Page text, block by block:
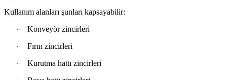
Kullanım alanları şunları kapsayabilir:
· Konveyör zincirleri
· Fırın zincirleri
· Kurutma hattı zincirleri